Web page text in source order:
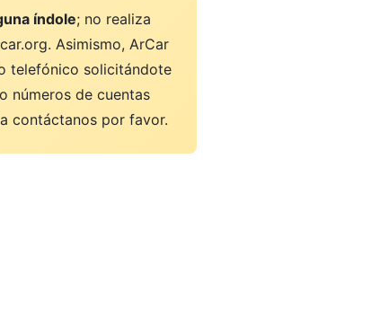
índole; no realiza
Asimismo, ArCar
telefónico solicitándote
números de cuentas
contáctanos por favor.